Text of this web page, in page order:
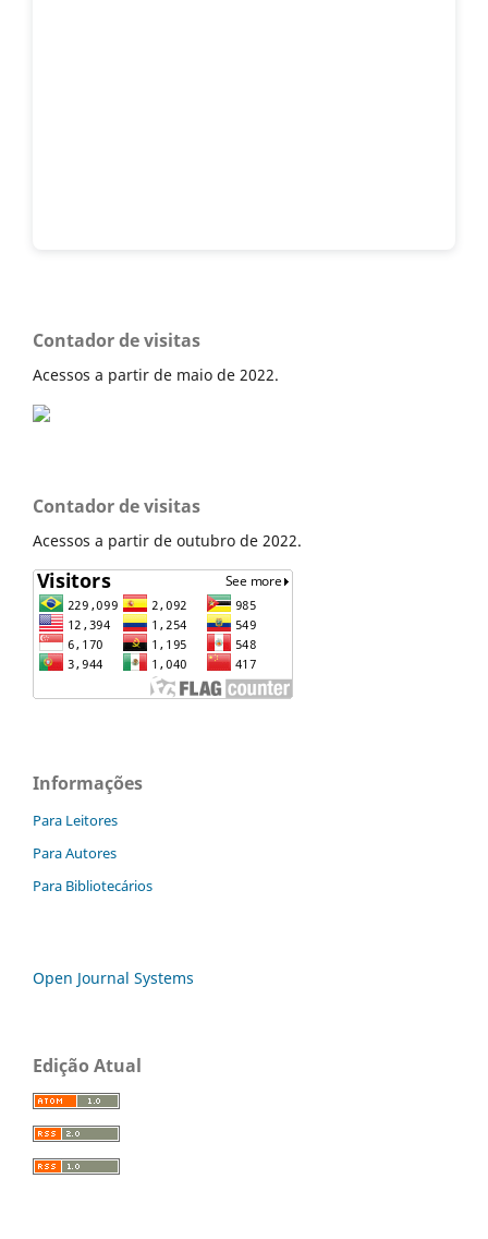
Contador de visitas
Acessos a partir de maio de 2022.
Contador de visitas
Acessos a partir de outubro de 2022.
Informações
Para Leitores
Para Autores
Para Bibliotecários
Open Journal Systems
Edição Atual